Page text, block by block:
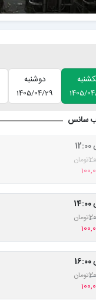
1405/
دوشنبه
1405/04/29
سانس
تومان
تومان
تومان